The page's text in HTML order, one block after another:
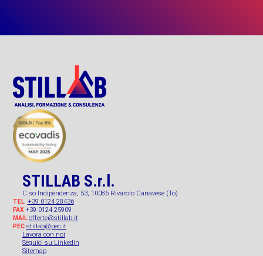
STILLAB S.r.l.
C.so Indipendenza, 53, 10086 Rivarolo Canavese (To)
TEL. +39 0124 28436
FAX+39 0124 25909
MAIL offerte@stillab.it
PEC stillab@pec.it
Lavora con noi
Seguici su Linkedin
Sitemap